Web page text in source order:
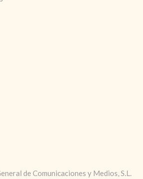
de Comunicaciones y Medios, S.L.